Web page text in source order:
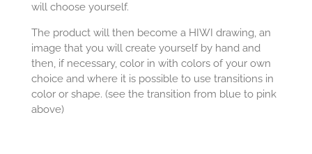
will choose yourself.
The product will then become a HIWI drawing, an
image that you will create yourself by hand and
then, if necessary, color in with colors of your own
choice and where it is possible to use transitions in
color or shape. (see the transition from blue to pink
above)